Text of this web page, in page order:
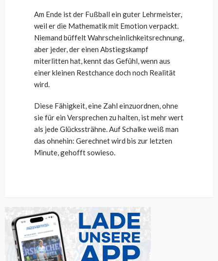
Am Ende ist der Fußball ein guter Lehrmeister,
weil er die Mathematik mit Emotion verpackt.
Niemand büffelt Wahrscheinlichkeitsrechnung,
aber jeder, der einen Abstiegskampf
miterlitten hat, kennt das Gefühl, wenn aus
einer kleinen Restchance doch noch Realität
wird.
Diese Fähigkeit, eine Zahl einzuordnen, ohne
sie für ein Versprechen zu halten, ist mehr wert
als jede Glückssträhne. Auf Schalke weiß man
das ohnehin: Gerechnet wird bis zur letzten
Minute, gehofft sowieso.